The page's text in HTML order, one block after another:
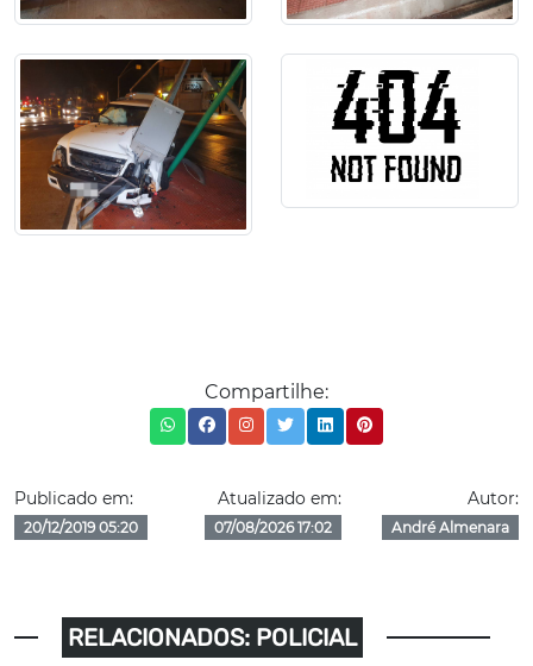
Compartilhe:
Publicado em:
20/12/2019 05:20
Atualizado em:
07/08/2026 17:02
Autor:
André Almenara
RELACIONADOS: POLICIAL